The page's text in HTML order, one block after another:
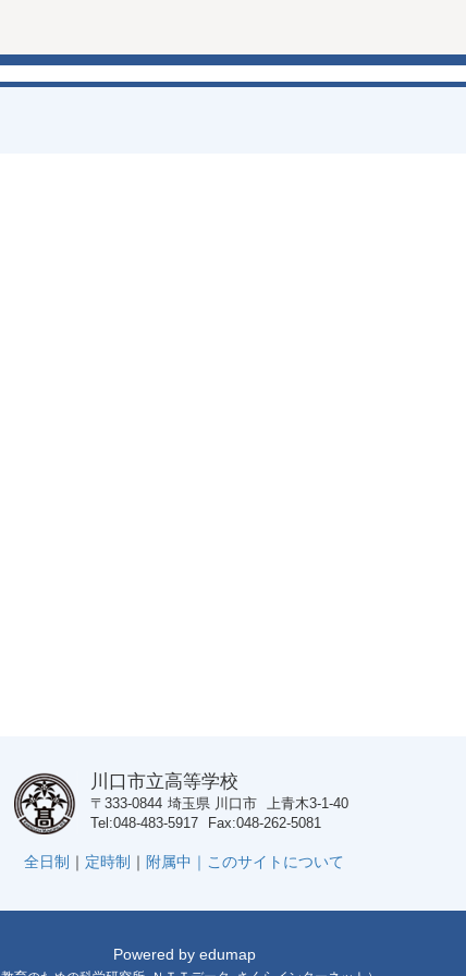
川口市立高等学校
〒333-0844 埼玉県 川口市 上青木3-1-40
Tel 048-483-5917 Fax 048-262-5081
全日制 ｜ 定時制 ｜ 附属中｜ このサイトについて
Powered by edumap